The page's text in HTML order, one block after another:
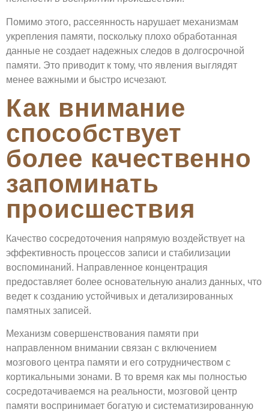
Помимо этого, рассеянность нарушает механизмам
укрепления памяти, поскольку плохо обработанная
данные не создает надежных следов в долгосрочной
памяти. Это приводит к тому, что явления выглядят
менее важными и быстро исчезают.
Как внимание
способствует
более качественно
запоминать
происшествия
Качество сосредоточения напрямую воздействует на
эффективность процессов записи и стабилизации
воспоминаний. Направленное концентрация
предоставляет более основательную анализ данных, что
ведет к созданию устойчивых и детализированных
памятных записей.
Механизм совершенствования памяти при
направленном внимании связан с включением
мозгового центра памяти и его сотрудничеством с
кортикальными зонами. В то время как мы полностью
сосредотачиваемся на реальности, мозговой центр
памяти воспринимает богатую и систематизированную